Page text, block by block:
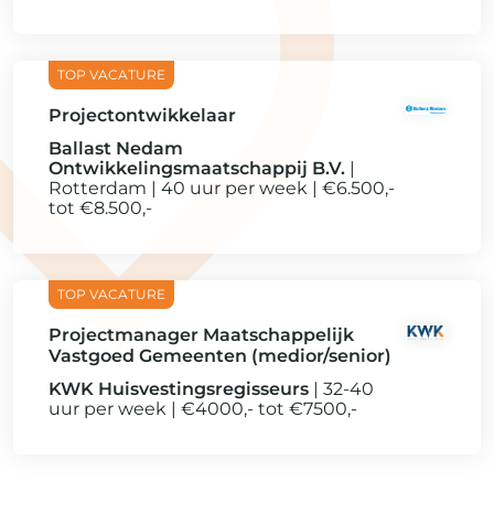
Projectontwikkelaar
Ballast Nedam
Ontwikkelingsmaatschappij B.V.
Rotterdam
40 uur per week
€6.500,-
tot €8.500,-
Projectmanager Maatschappelijk
Vastgoed Gemeenten (medior/senior)
KWK Huisvestingsregisseurs
32-40
uur per week
€4000,- tot €7500,-